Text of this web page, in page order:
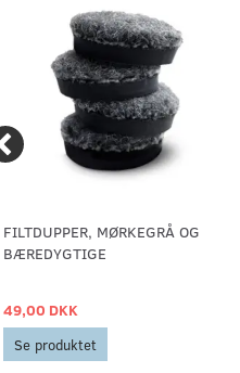
FILTDUPPER, MØRKEGRÅ OG
BÆREDYGTIGE
49,00 DKK
Se produktet